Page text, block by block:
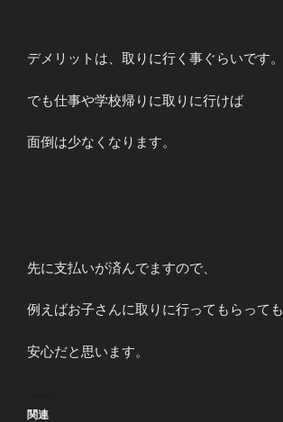
デメリットは、取りに行く事ぐらいです。
でも仕事や学校帰りに取りに行けば
面倒は少なくなります。
先に支払いが済んでますので、
例えばお子さんに取りに行ってもらっても
安心だと思います。
関連